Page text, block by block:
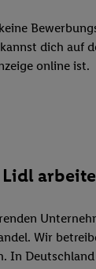
dich auf
online ist.
Wir
In